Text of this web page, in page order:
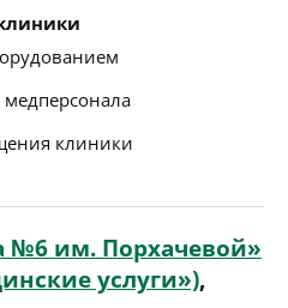
клиники
№6 им. Порхачевой»
услуги»),